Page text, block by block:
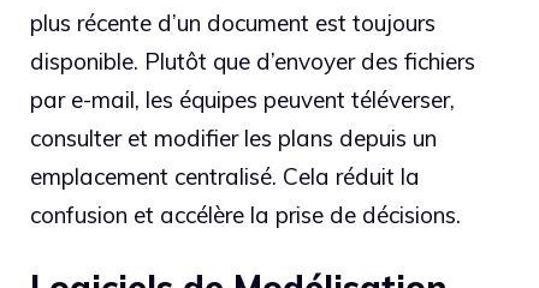
plus récente d’un document est toujours
disponible. Plutôt que d’envoyer des fichiers
par e-mail, les équipes peuvent téléverser,
consulter et modifier les plans depuis un
emplacement centralisé. Cela réduit la
confusion et accélère la prise de décisions.